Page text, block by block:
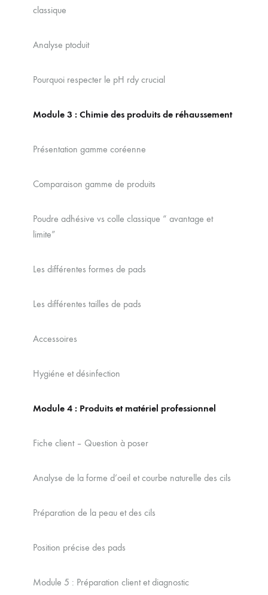
classique
Analyse ptoduit
Pourquoi respecter le pH rdy crucial
Module 3 : Chimie des produits de réhaussement
Présentation gamme coréenne
Comparaison gamme de produits
Poudre adhésive vs colle classique “ avantage et
limite”
Les différentes formes de pads
Les différentes tailles de pads
Accessoires
Hygiéne et désinfection
Module 4 : Produits et matériel professionnel
Fiche client – Question à poser
Analyse de la forme d’oeil et courbe naturelle des cils
Préparation de la peau et des cils
Position précise des pads
Module 5 : Préparation client et diagnostic